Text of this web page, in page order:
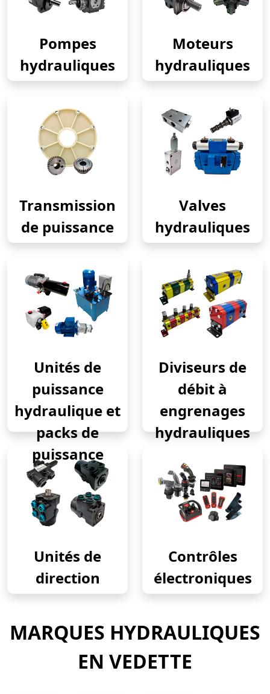
Pompes
hydrauliques
Moteurs
hydrauliques
Transmission
de puissance
Valves
hydrauliques
Unités de
puissance
hydraulique et
packs de
puissance
Diviseurs de
débit à
engrenages
hydrauliques
Unités de
direction
Contrôles
électroniques
MARQUES HYDRAULIQUES
EN VEDETTE